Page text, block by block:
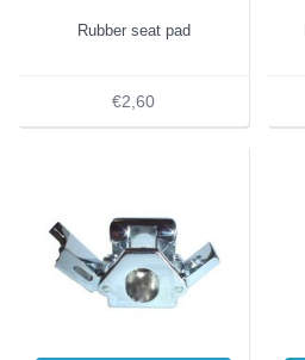
Rubber seat pad
€2,60